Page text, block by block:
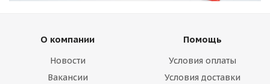
О компании
Новости
Вакансии
Помощь
Условия оплаты
Условия доставки